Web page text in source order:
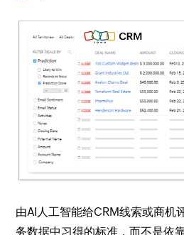
由AI人工智能给CRM线索或商机
务数据中习得的标准，而不是依